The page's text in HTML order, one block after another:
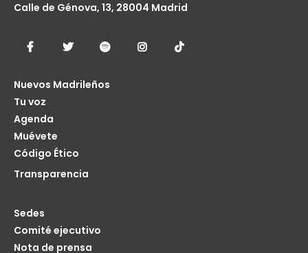
Calle de Génova, 13, 28004 Madrid
Nuevos Madrileños
Tu voz
Agenda
Muévete
Código Ético
Transparencia
Sedes
Comité ejecutivo
Nota de prensa